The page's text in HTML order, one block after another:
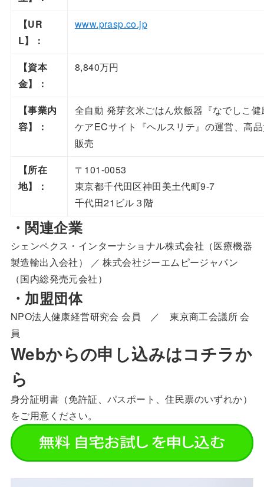
【UR
L】：
www.prasp.co.jp
【資本
金】：
8,840万円
【事業内
容】：
全自動 発芽玄米ごはん炊飯器『なでしこ
ケアECサイト『ヘルスリテ』の運営、高
販売
【所在
地】：
〒101-0053
東京都千代田区神田美土代町9-7
千代田21ビル３階
・関連企業
シェンペクス・インターナショナル株式会社（医療機器
製造輸出入会社） ／ 株式会社ジーエムピージャパン
（国内総発売元会社）
・加盟団体
NPO法人健康経営研究会 会員 ／ 東京商工会議所 会
員
Webからの申し込みはコチラか
ら
身分証明書（免許証、パスポート、住民票のいずれか）
をご用意ください。